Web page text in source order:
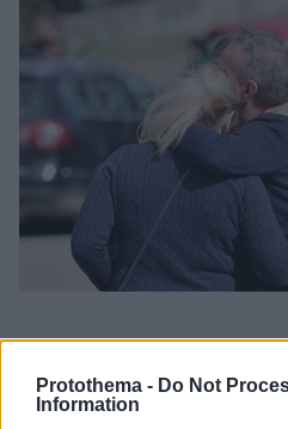
Protothema - Do Not
Information